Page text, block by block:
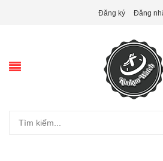
Đăng ký Đăng